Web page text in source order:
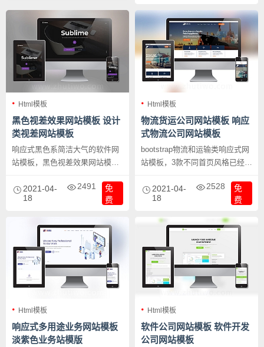
然其他行业也可以做，只需要把
文字图片换成其他行业的即可；
Html模板
黑色视差效果网站模板 设计
类视差网站模板
响应式黑色系简洁大气的软件网
站模板，黑色视差效果网站模板
的一个模板，比较通用型的一个
模板。
2021-04-
18
2491
免
费
Html模板
物流货运公司网站模板 响应
式物流公司网站模板
bootstrap物流和运输类响应式网
站模板，3款不同首页风格已经
板 响应式物流公司网站模板。
2021-04-
18
2528
免
费
Html模板
响应式多用途业务网站模板
淡紫色业务站模版
Html模板
软件公司网站模板 软件开发
公司网站模板